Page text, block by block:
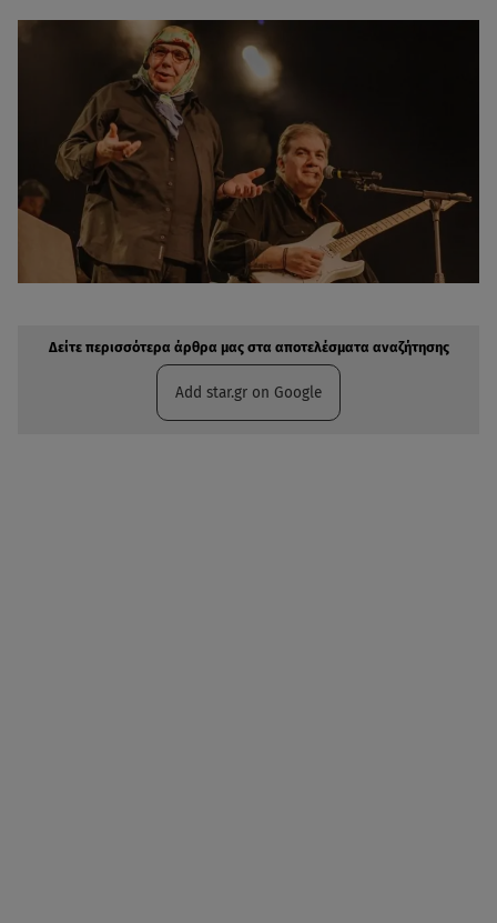
Δείτε περισσότερα άρθρα μας στα αποτελέσματα αναζήτησης
Add star.gr on Google